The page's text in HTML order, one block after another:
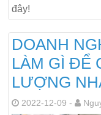
đây!
DOANH
LÀM GÌ ĐỂ
LƯỢNG
2022-12-09 -